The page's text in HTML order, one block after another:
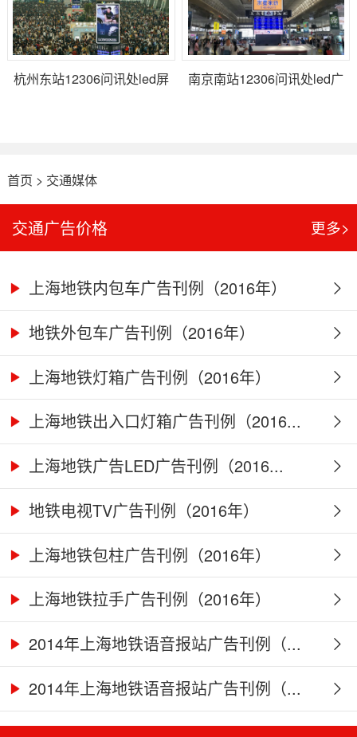
杭州东站12306问讯处led屏
南京南站12306问讯处led广
首页 > 交通媒体
交通广告价格 更多>
上海地铁内包车广告刊例（2016年）
地铁外包车广告刊例（2016年）
上海地铁灯箱广告刊例（2016年）
上海地铁出入口灯箱广告刊例（2016...
上海地铁广告LED广告刊例（2016...
地铁电视TV广告刊例（2016年）
上海地铁包柱广告刊例（2016年）
上海地铁拉手广告刊例（2016年）
2014年上海地铁语音报站广告刊例（...
2014年上海地铁语音报站广告刊例（...